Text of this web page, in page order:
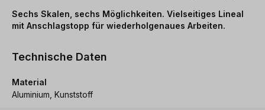
Sechs Skalen, sechs Möglichkeiten. Vielseitiges Lineal
mit Anschlagstopp für wiederholgenaues Arbeiten.
Technische Daten
Material
Aluminium, Kunststoff